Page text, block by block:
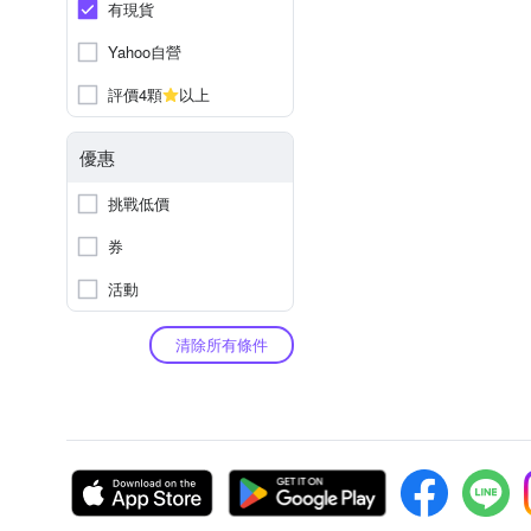
有現貨
Yahoo自營
評價4顆
以上
優惠
挑戰低價
券
活動
清除所有條件